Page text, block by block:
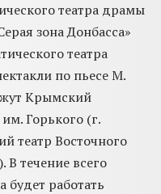
театра драмы
зона Донбасса»
театра
по пьесе М.
Крымский
Горького (г.
театр Восточного
В течение всего
будет работать